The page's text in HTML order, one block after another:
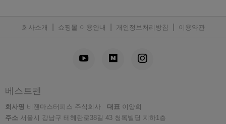
회사소개 쇼핑몰 이용안내 개인정보처리방침 이용약관
베스트펜
회사명 비젠마스터피스 주식회사 대표 이양희
주소 서울시 강남구 테헤란로38길 43 청록빌딩 지하1층